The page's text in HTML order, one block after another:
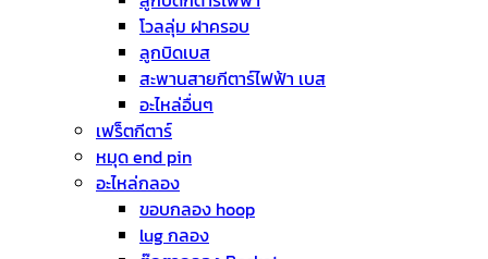
โวลลุ่ม ฝาครอบ
ลูกบิดเบส
สะพานสายกีตาร์ไฟฟ้า เบส
อะไหล่อื่นๆ
เฟร็ตกีตาร์
หมุด end pin
อะไหล่กลอง
ขอบกลอง hoop
lug กลอง